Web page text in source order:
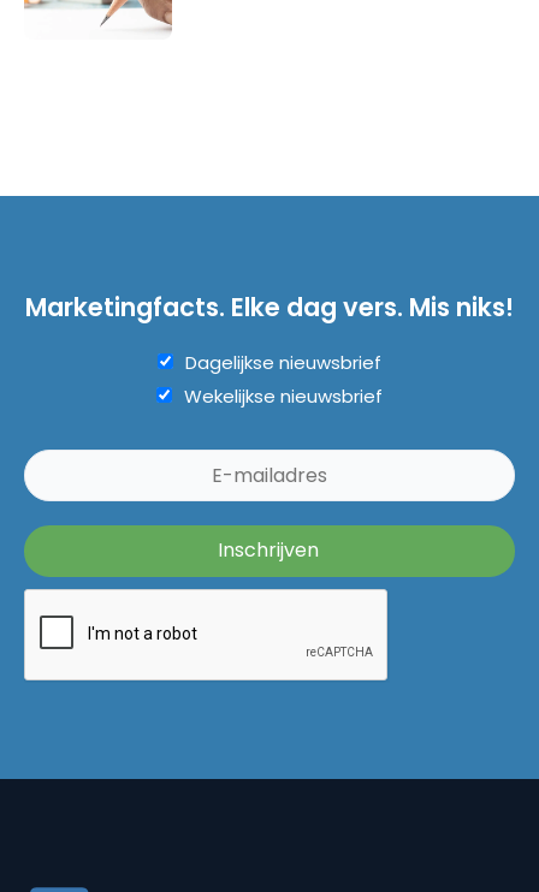
Marketingfacts. Elke dag vers. Mis niks!
Dagelijkse nieuwsbrief
Wekelijkse nieuwsbrief